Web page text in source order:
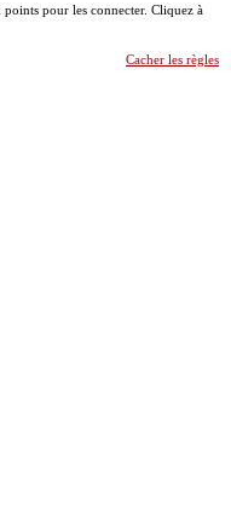
pour les connecter. Cliquez à
Cacher les règles